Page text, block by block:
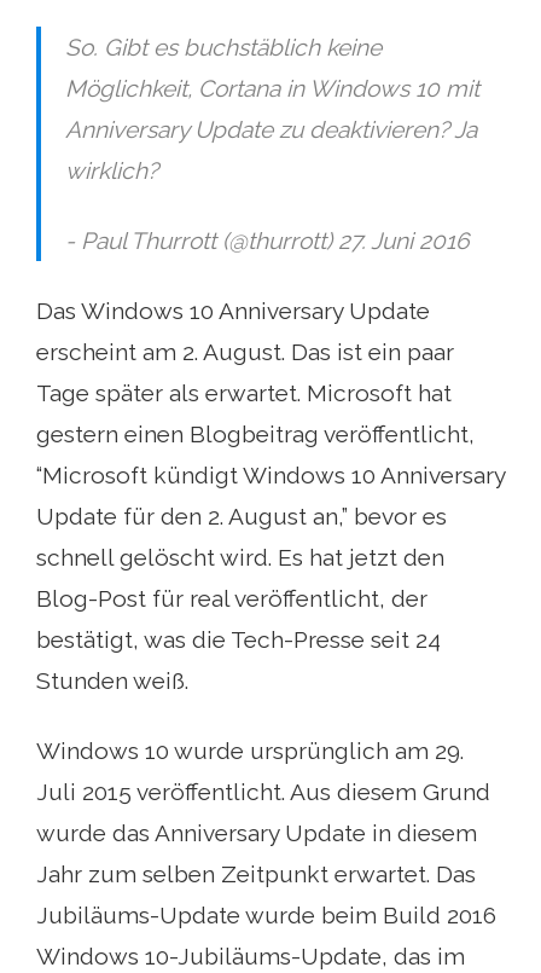
So. Gibt es buchstäblich keine
Möglichkeit, Cortana in Windows 10 mit
Anniversary Update zu deaktivieren? Ja
wirklich?
- Paul Thurrott (@thurrott) 27. Juni 2016
Das Windows 10 Anniversary Update
erscheint am 2. August. Das ist ein paar
Tage später als erwartet. Microsoft hat
gestern einen Blogbeitrag veröffentlicht,
“Microsoft kündigt Windows 10 Anniversary
Update für den 2. August an,” bevor es
schnell gelöscht wird. Es hat jetzt den
Blog-Post für real veröffentlicht, der
bestätigt, was die Tech-Presse seit 24
Stunden weiß.
Windows 10 wurde ursprünglich am 29.
Juli 2015 veröffentlicht. Aus diesem Grund
wurde das Anniversary Update in diesem
Jahr zum selben Zeitpunkt erwartet. Das
Jubiläums-Update wurde beim Build 2016
Windows 10-Jubiläums-Update, das im